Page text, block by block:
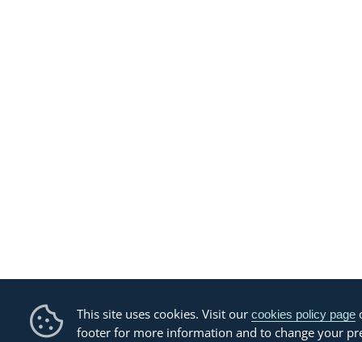
This site uses cookies. Visit our cookies policy page
footer for more information and to change your